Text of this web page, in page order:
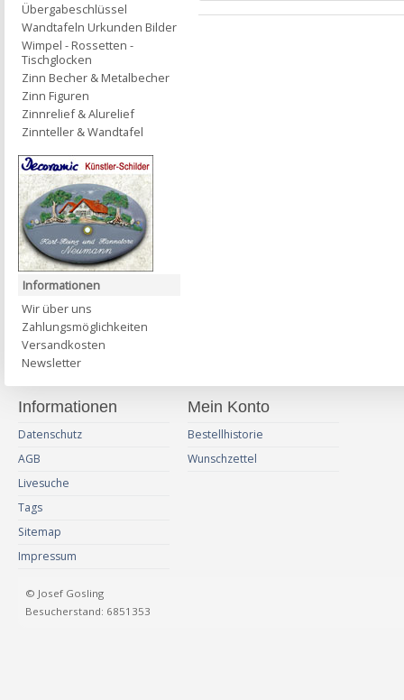
Übergabeschlüssel
Wandtafeln Urkunden Bilder
Wimpel - Rossetten -
Tischglocken
Zinn Becher & Metalbecher
Zinn Figuren
Zinnrelief & Alurelief
Zinnteller & Wandtafel
Informationen
Wir über uns
Zahlungsmöglichkeiten
Versandkosten
Newsletter
Informationen
Datenschutz
AGB
Livesuche
Tags
Sitemap
Impressum
Mein Konto
Bestellhistorie
Wunschzettel
© Josef Gosling
Besucherstand: 6851353